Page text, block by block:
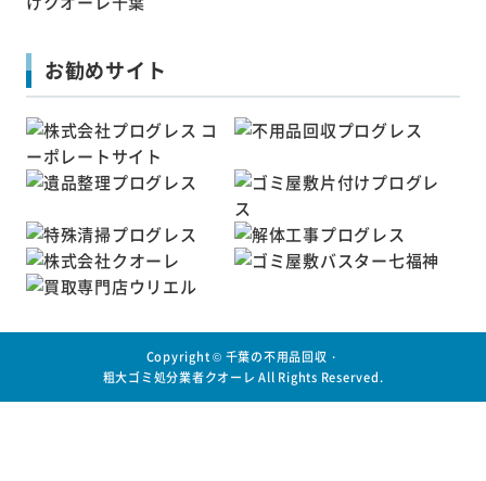
お勧めサイト
Copyright © 千葉の不用品回収・
粗大ゴミ処分業者クオーレ All Rights Reserved.